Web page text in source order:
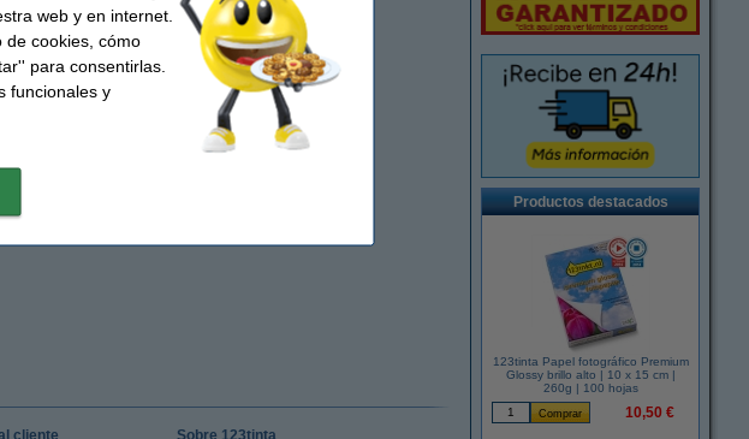
Productos destacados
123tinta Papel fotográfico Premium
Glossy brillo alto | 10 x 15 cm |
260g | 100 hojas
10,50 €
cliente
Sobre 123tinta
web y en internet.
de cookies, cómo
para consentirlas.
funcionales y